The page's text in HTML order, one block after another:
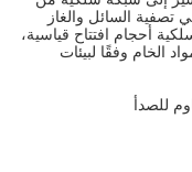
تصفية السائل والغاز
أحجام افتتاح قياسية،
الخام وفقًا لبيئات
للصدأ